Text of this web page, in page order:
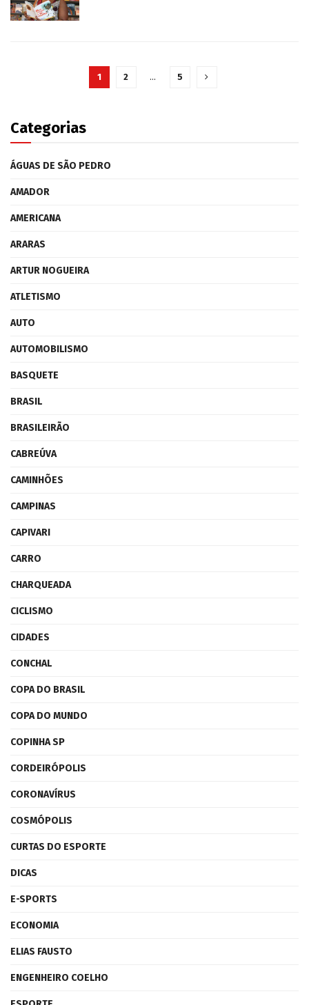
1 2 … 5
Categorias
ÁGUAS DE SÃO PEDRO
AMADOR
AMERICANA
ARARAS
ARTUR NOGUEIRA
ATLETISMO
AUTO
AUTOMOBILISMO
BASQUETE
BRASIL
BRASILEIRÃO
CABREÚVA
CAMINHÕES
CAMPINAS
CAPIVARI
CARRO
CHARQUEADA
CICLISMO
CIDADES
CONCHAL
COPA DO BRASIL
COPA DO MUNDO
COPINHA SP
CORDEIRÓPOLIS
CORONAVÍRUS
COSMÓPOLIS
CURTAS DO ESPORTE
DICAS
E-SPORTS
ECONOMIA
ELIAS FAUSTO
ENGENHEIRO COELHO